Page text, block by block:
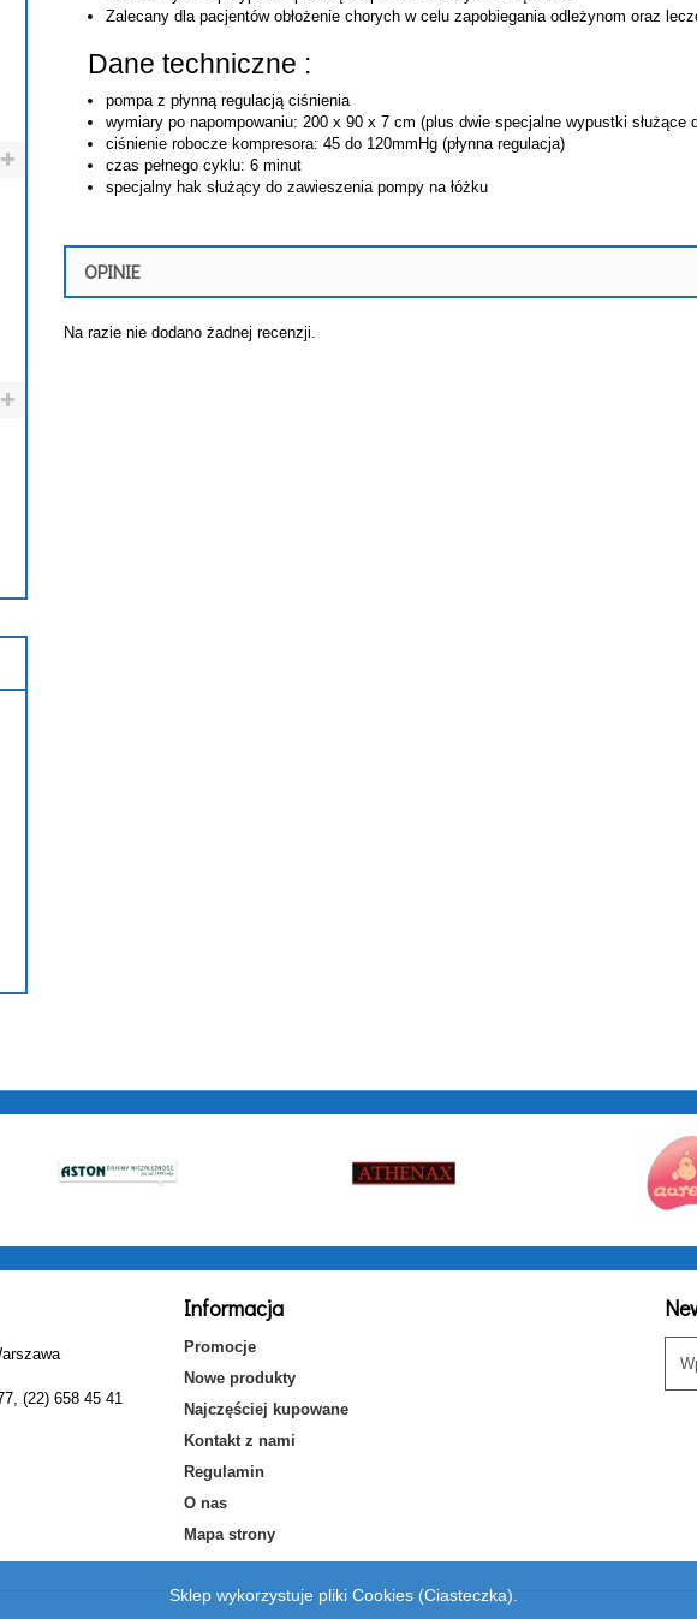
Zalecany dla pacjentów obłożenie chorych w celu zapobiegania odleżynom oraz
Dane techniczne :
pompa z płynną regulacją ciśnienia
wymiary po napompowaniu: 200 x 90 x 7 cm (plus dwie specjalne wypustki służące
ciśnienie robocze kompresora: 45 do 120mmHg (płynna regulacja)
czas pełnego cyklu: 6 minut
specjalny hak służący do zawieszenia pompy na łóżku
OPINIE
Na razie nie dodano żadnej recenzji.
(22) 658 45 41
Informacja
Promocje
Nowe produkty
Najczęściej kupowane
Kontakt z nami
Regulamin
O nas
Mapa strony
Sklep wykorzystuje pliki Cookies (Ciasteczka).